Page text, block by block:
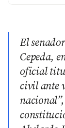
El
Cepeda,
oficial
civil ante